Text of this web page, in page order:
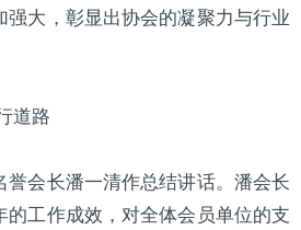
强大，彰显出协会的凝聚力与行业
道路
会长潘一清作总结讲话。潘会长
的工作成效，对全体会员单位的支